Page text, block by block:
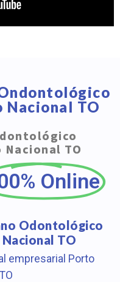
Nacional TO
TO
Online
Odontológico
TO
empresarial Porto